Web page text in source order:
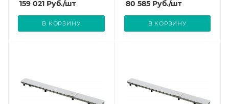
617066
159 021 Руб./шт
В КОРЗИНУ
617059
80 585Руб./шт
В КОРЗИНУ